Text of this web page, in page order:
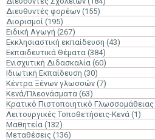
Διευθυντές φορέων (155)
Διορισμοί (195)
Ειδική Αγωγή (267)
Εκκλησιαστική εκπαίδευση (43)
Εκπαιδευτικά Θέματα (384)
Ενισχυτική Διδασκαλία (60)
Ιδιωτική Εκπαίδευση (30)
Κέντρα Ξένων γλωσσών (7)
Κενά/Πλεονάσματα (63)
Κρατικό Πιστοποιητικό Γλωσσομάθειας
Λειτουργικές Τοποθετήσεις-Κενά (1)
Μαθητεία (132)
Μεταθέσεις (136)